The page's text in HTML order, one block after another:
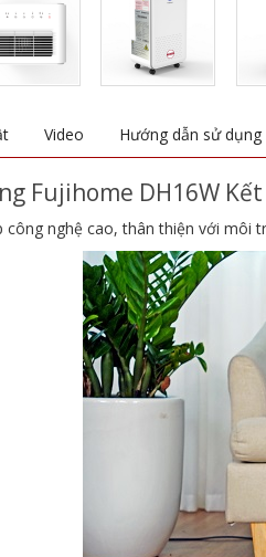
Video Hướng dẫn sử dụng
Fujihome DH16W
nghệ cao, thân thiện với môi